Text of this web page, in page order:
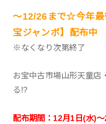
～12/26まで☆今年最
宝ジャンボ】配布中
※なくなり次第終了
お宝中古市場山形天童店
る!?
配布期間：12月1日(水)